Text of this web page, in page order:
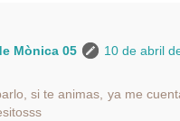
Mònica 05
10 de abril
si te animas, ya me